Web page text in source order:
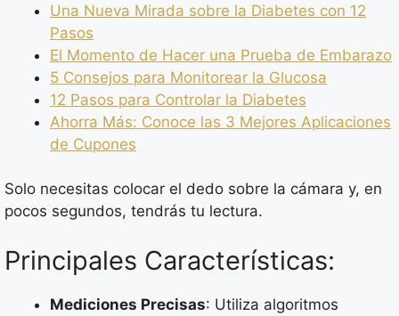
Una Nueva Mirada sobre la Diabetes con 12
Pasos
El Momento de Hacer una Prueba de Embarazo
5 Consejos para Monitorear la Glucosa
12 Pasos para Controlar la Diabetes
Ahorra Más: Conoce las 3 Mejores Aplicaciones
de Cupones
Solo necesitas colocar el dedo sobre la cámara y, en
pocos segundos, tendrás tu lectura.
Principales Características:
Mediciones Precisas: Utiliza algoritmos